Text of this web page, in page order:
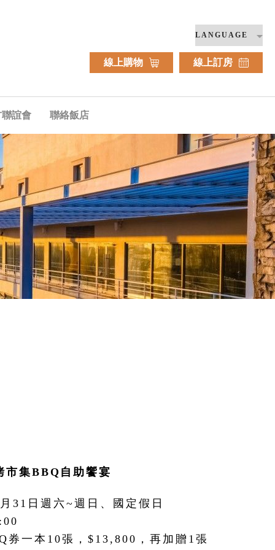
線上購物 線上訂房
誼會 聯絡飯店
市集BBQ自助饗宴
31日週六~週日、國定假日
券一本10張，$13,800，再加贈1張